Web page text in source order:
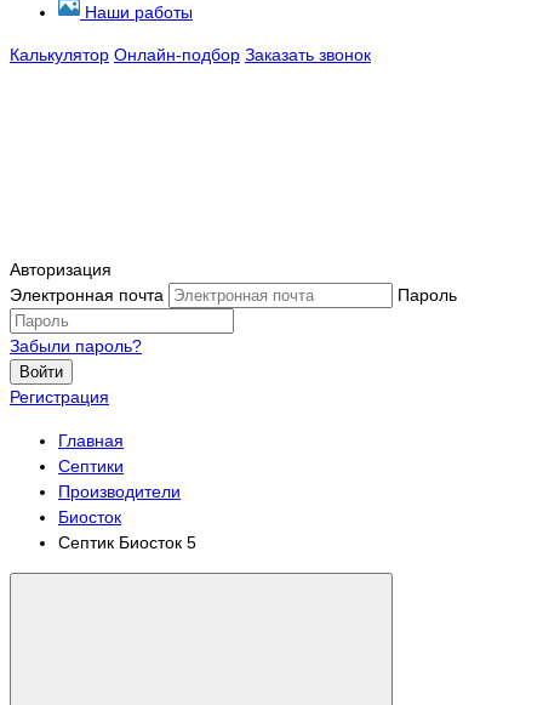
Наши работы
Калькулятор Онлайн-подбор Заказать звонок
Авторизация
Электронная почта
Пароль
Забыли пароль?
Войти
Регистрация
Главная
Септики
Производители
Биосток
Септик Биосток 5